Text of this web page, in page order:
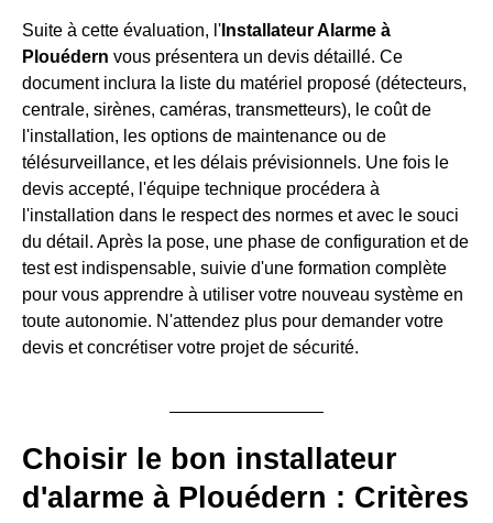
Suite à cette évaluation, l' Installateur Alarme à
Plouédern vous présentera un devis détaillé. Ce
document inclura la liste du matériel proposé (détecteurs,
centrale, sirènes, caméras, transmetteurs), le coût de
l'installation, les options de maintenance ou de
télésurveillance, et les délais prévisionnels. Une fois le
devis accepté, l'équipe technique procédera à
l'installation dans le respect des normes et avec le souci
du détail. Après la pose, une phase de configuration et de
test est indispensable, suivie d'une formation complète
pour vous apprendre à utiliser votre nouveau système en
toute autonomie. N'attendez plus pour demander votre
devis et concrétiser votre projet de sécurité.
Choisir le bon installateur
d'alarme à Plouédern : Critères